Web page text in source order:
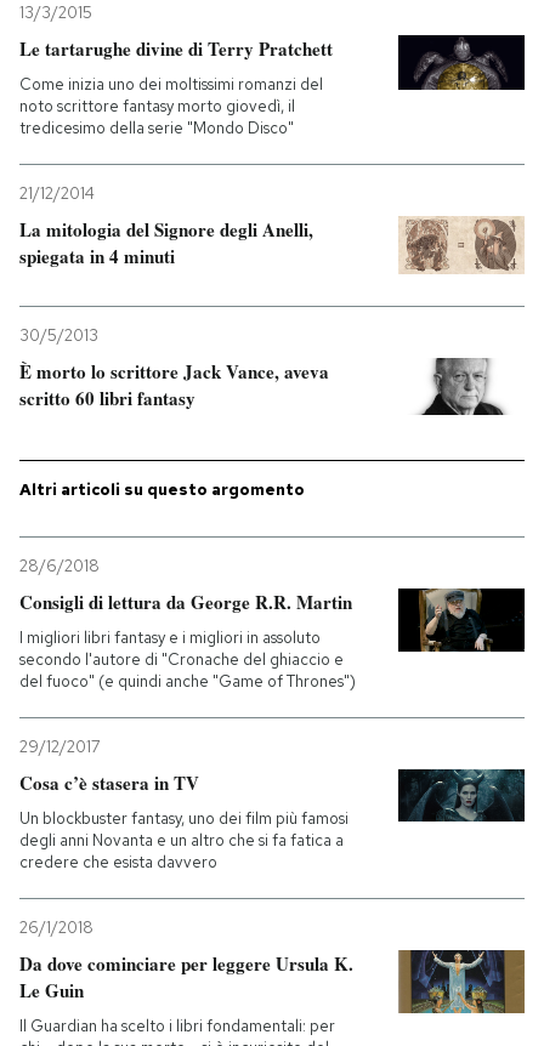
13/3/2015
Le tartarughe divine di Terry Pratchett
Come inizia uno dei moltissimi romanzi del
noto scrittore fantasy morto giovedì, il
tredicesimo della serie "Mondo Disco"
21/12/2014
La mitologia del Signore degli Anelli,
spiegata in 4 minuti
30/5/2013
È morto lo scrittore Jack Vance, aveva
scritto 60 libri fantasy
Altri articoli su questo argomento
28/6/2018
Consigli di lettura da George R.R. Martin
I migliori libri fantasy e i migliori in assoluto
secondo l'autore di "Cronache del ghiaccio e
del fuoco" (e quindi anche "Game of Thrones")
29/12/2017
Cosa c’è stasera in TV
Un blockbuster fantasy, uno dei film più famosi
degli anni Novanta e un altro che si fa fatica a
credere che esista davvero
26/1/2018
Da dove cominciare per leggere Ursula K.
Le Guin
Il Guardian ha scelto i libri fondamentali: per